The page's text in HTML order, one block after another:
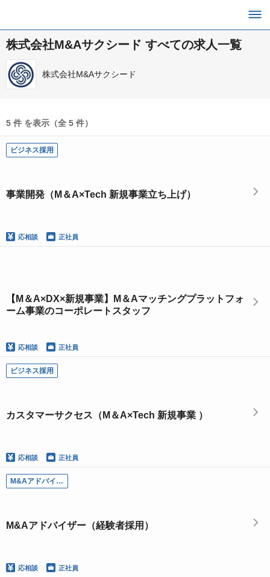
株式会社M&Aサクシード すべての求人一覧
株式会社M&Aサクシード
5 件 を表示（全 5 件）
ビジネス採用
事業開発（M＆A×Tech 新規事業立ち上げ）
応相談 正社員
【M＆A×DX×新規事業】M＆Aマッチングプラットフォ
ーム事業のコーポレートスタッフ
応相談 正社員
ビジネス採用
カスタマーサクセス（M＆A×Tech 新規事業 ）
応相談 正社員
M&Aアドバイザー（経験者採用）
M&Aアドバイザー（経験者採用）
応相談 正社員